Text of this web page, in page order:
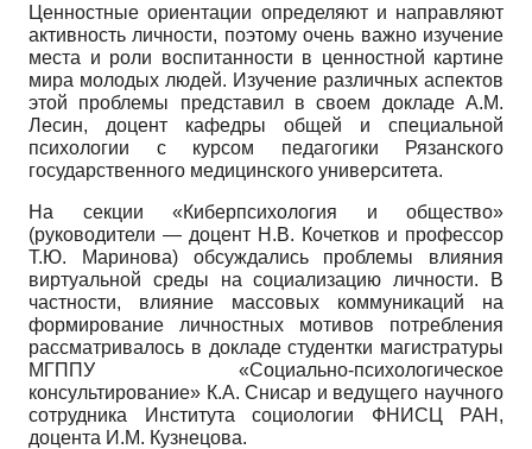
Ценностные ориентации определяют и направляют
активность личности, поэтому очень важно изучение
места и роли воспитанности в ценностной картине
мира молодых людей. Изучение различных аспектов
этой проблемы представил в своем докладе А.М.
Лесин, доцент кафедры общей и специальной
психологии с курсом педагогики Рязанского
государственного медицинского университета.
На секции «Киберпсихология и общество»
(руководители — доцент Н.В. Кочетков и профессор
Т.Ю. Маринова) обсуждались проблемы влияния
виртуальной среды на социализацию личности. В
частности, влияние массовых коммуникаций на
формирование личностных мотивов потребления
рассматривалось в докладе студентки магистратуры
МГППУ «Социально-психологическое
консультирование» К.А. Снисар и ведущего научного
сотрудника Института социологии ФНИСЦ РАН,
доцента И.М. Кузнецова.